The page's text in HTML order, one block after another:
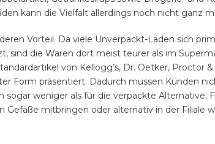
kann die Vielfalt allerdings noch nicht ganz
Vorteil. Da viele Unverpackt-Läden sich
sind die Waren dort meist teurer als im
von Kellogg’s, Dr. Oetker, Proctor
Form präsentiert. Dadurch müssen Kunden
sogar weniger als für die verpackte Alternative.
Gefäße mitbringen oder alternativ in der Filiale